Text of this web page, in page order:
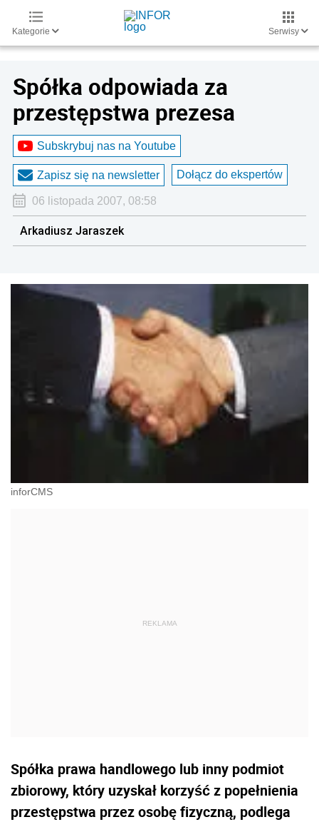
Kategorie Serwisy
Spółka odpowiada za
przestępstwa prezesa
Subskrybuj nas na Youtube
Zapisz się na newsletter Dołącz do ekspertów
06 listopada 2007, 08:58
Arkadiusz Jaraszek
inforCMS
Spółka prawa handlowego lub inny podmiot
zbiorowy, który uzyskał korzyść z popełnienia
przestępstwa przez osobę fizyczną, podlega